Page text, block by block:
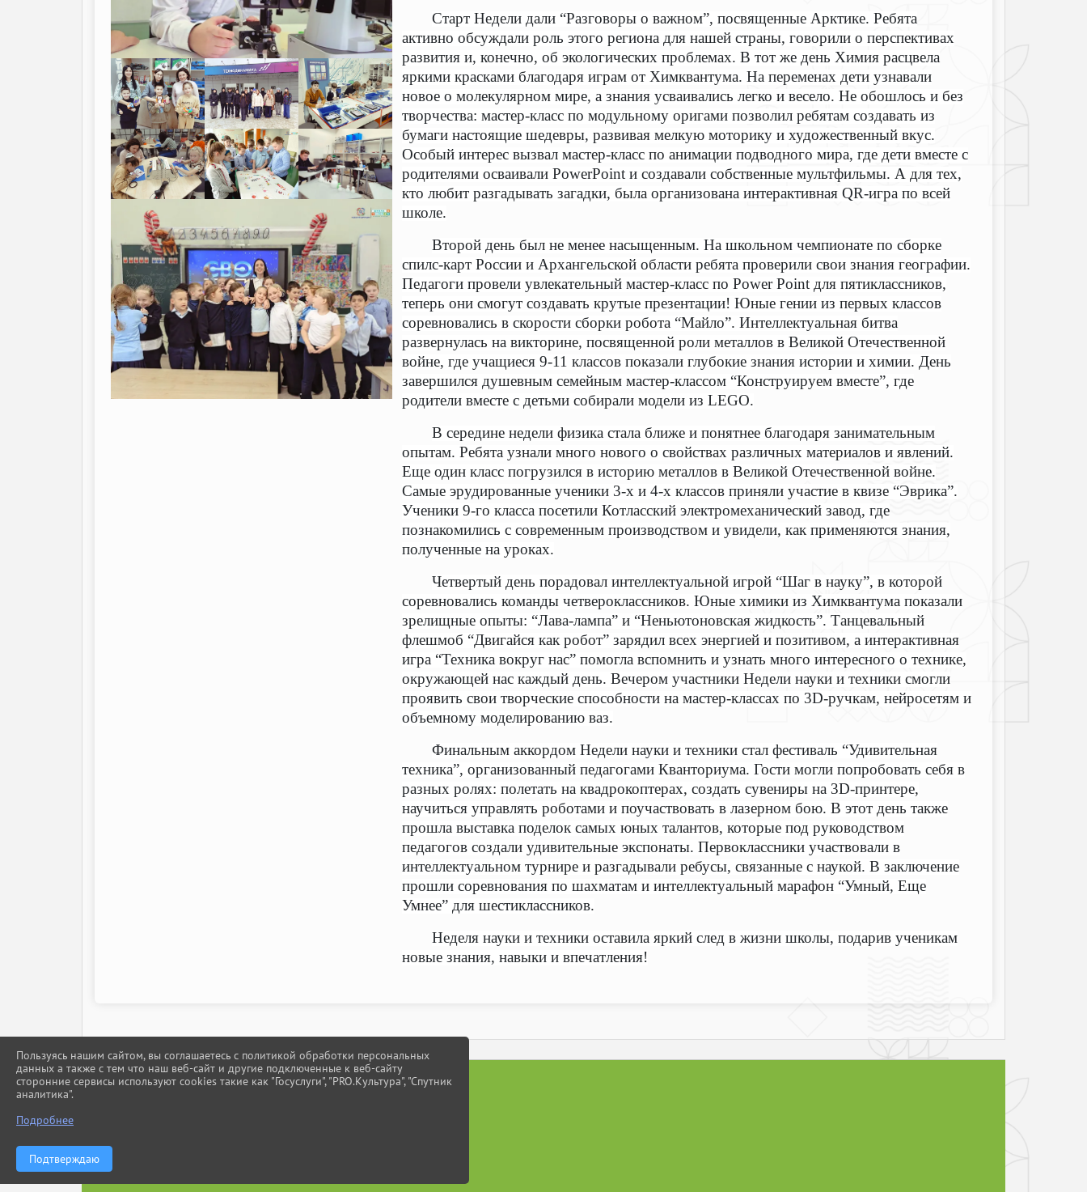
Старт Недели дали “Разговоры о важном”, посвященные Арктике. Ребята
активно обсуждали роль этого региона для нашей страны, говорили о перспективах
развития и, конечно, об экологических проблемах. В тот же день Химия расцвела
яркими красками благодаря играм от Химквантума. На переменах дети узнавали
новое о молекулярном мире, а знания усваивались легко и весело. Не обошлось и без
творчества: мастер-класс по модульному оригами позволил ребятам создавать из
бумаги настоящие шедевры, развивая мелкую моторику и художественный вкус.
Особый интерес вызвал мастер-класс по анимации подводного мира, где дети вместе с
родителями осваивали PowerPoint и создавали собственные мультфильмы. А для тех,
кто любит разгадывать загадки, была организована интерактивная QR-игра по всей
школе.
Второй день был не менее насыщенным. На школьном чемпионате по сборке
спилс-карт России и Архангельской области ребята проверили свои знания географии.
Педагоги провели увлекательный мастер-класс по Power Point для пятиклассников,
теперь они смогут создавать крутые презентации! Юные гении из первых классов
соревновались в скорости сборки робота “Майло”. Интеллектуальная битва
развернулась на викторине, посвященной роли металлов в Великой Отечественной
войне, где учащиеся 9-11 классов показали глубокие знания истории и химии. День
завершился душевным семейным мастер-классом “Конструируем вместе”, где
родители вместе с детьми собирали модели из LEGO.
В середине недели физика стала ближе и понятнее благодаря занимательным
опытам. Ребята узнали много нового о свойствах различных материалов и явлений.
Еще один класс погрузился в историю металлов в Великой Отечественной войне.
Самые эрудированные ученики 3-х и 4-х классов приняли участие в квизе “Эврика”.
Ученики 9-го класса посетили Котласский электромеханический завод, где
познакомились с современным производством и увидели, как применяются знания,
полученные на уроках.
Четвертый день порадовал интеллектуальной игрой “Шаг в науку”, в которой
соревновались команды четвероклассников. Юные химики из Химквантума показали
зрелищные опыты: “Лава-лампа” и “Неньютоновская жидкость”. Танцевальный
флешмоб “Двигайся как робот” зарядил всех энергией и позитивом, а интерактивная
игра “Техника вокруг нас” помогла вспомнить и узнать много интересного о технике,
окружающей нас каждый день. Вечером участники Недели науки и техники смогли
проявить свои творческие способности на мастер-классах по 3D-ручкам, нейросетям и
объемному моделированию ваз.
Финальным аккордом Недели науки и техники стал фестиваль “Удивительная
техника”, организованный педагогами Кванториума. Гости могли попробовать себя в
разных ролях: полетать на квадрокоптерах, создать сувениры на 3D-принтере,
научиться управлять роботами и поучаствовать в лазерном бою. В этот день также
прошла выставка поделок самых юных талантов, которые под руководством
педагогов создали удивительные экспонаты. Первоклассники участвовали в
интеллектуальном турнире и разгадывали ребусы, связанные с наукой. В заключение
прошли соревнования по шахматам и интеллектуальный марафон “Умный, Еще
Умнее” для шестиклассников.
Неделя науки и техники оставила яркий след в жизни школы, подарив ученикам
новые знания, навыки и впечатления!
Пользуясь нашим сайтом, вы соглашаетесь с политикой обработки персональных
данных а также с тем что наш веб-сайт и другие подключенные к веб-сайту
сторонние сервисы используют cookies такие как "Госуслуги", "PRO.Культура", "Спутник
аналитика".
Подробнее
Подтверждаю